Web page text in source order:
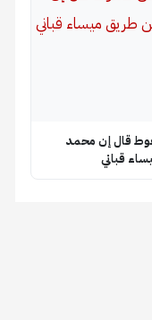
قال إن محمد
قباني